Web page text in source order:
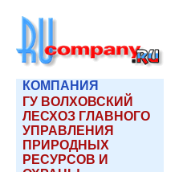
КОМПАНИЯ
ГУ ВОЛХОВСКИЙ
ЛЕСХОЗ ГЛАВНОГО
УПРАВЛЕНИЯ
ПРИРОДНЫХ
РЕСУРСОВ И